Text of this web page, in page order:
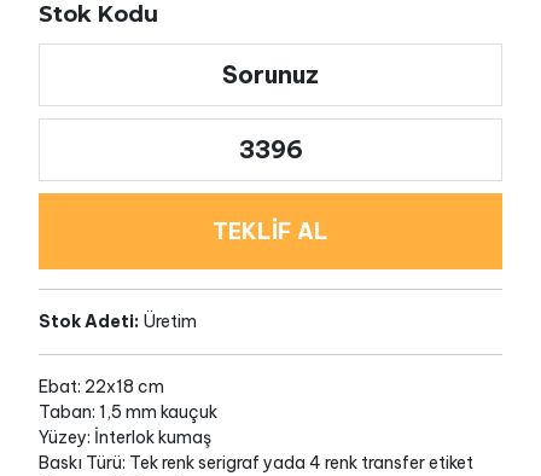
Stok Kodu
Sorunuz
3396
TEKLİF AL
Stok Adeti: Üretim
Ebat: 22x18 cm
Taban: 1,5 mm kauçuk
Yüzey: İnterlok kumaş
Baskı Türü: Tek renk serigraf yada 4 renk transfer etiket